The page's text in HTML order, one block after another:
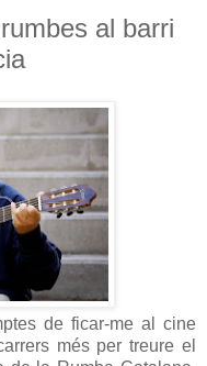
al barri
de ficar-me al cine
més per treure el